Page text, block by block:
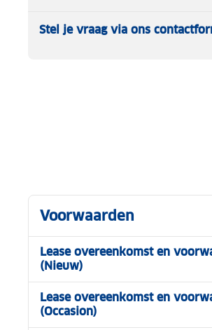
Stel je vraag via ons
Voorwaarden
Lease overeenkomst en
(Nieuw)
Lease overeenkomst en
(Occasion)